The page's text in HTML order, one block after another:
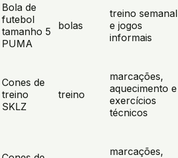
Bola de
futebol
tamanho 5
PUMA
bolas
treino semanal
e jogos
informais
Cones de
treino
SKLZ
treino
marcações,
aquecimento e
exercícios
técnicos
marcações,